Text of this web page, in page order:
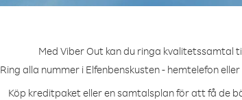
Med Viber Out kan du ringa kvalitetssamtal
Ring alla nummer i Elfenbenskusten - hemtelefon
Köp kreditpaket eller en samtalsplan för att få de